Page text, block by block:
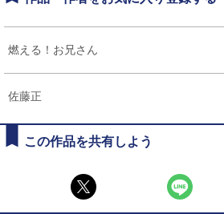
燃える！お兄さん
佐藤正
この作品を共有しよう